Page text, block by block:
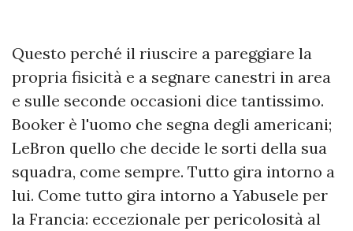
Questo perché il riuscire a pareggiare la
propria fisicità e a segnare canestri in area
e sulle seconde occasioni dice tantissimo.
Booker è l'uomo che segna degli americani;
LeBron quello che decide le sorti della sua
squadra, come sempre. Tutto gira intorno a
lui. Come tutto gira intorno a Yabusele per
la Francia: eccezionale per pericolosità al